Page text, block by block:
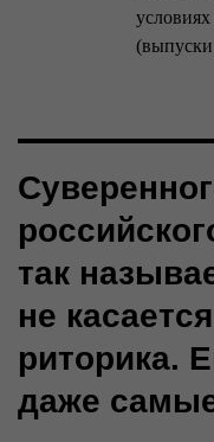
так
не
риторика.
даже